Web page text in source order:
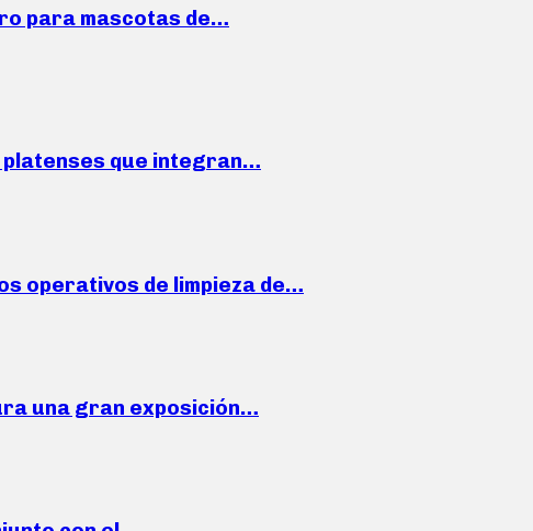
para mascotas de…
platenses que integran…
operativos de limpieza de…
una gran exposición…